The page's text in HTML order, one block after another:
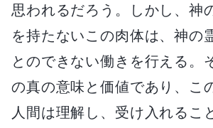
思われるだろう。しかし、神
を持たないこの肉体は、神の
とのできない働きを行える。
の真の意味と価値であり、こ
人間は理解し、受け入れるこ